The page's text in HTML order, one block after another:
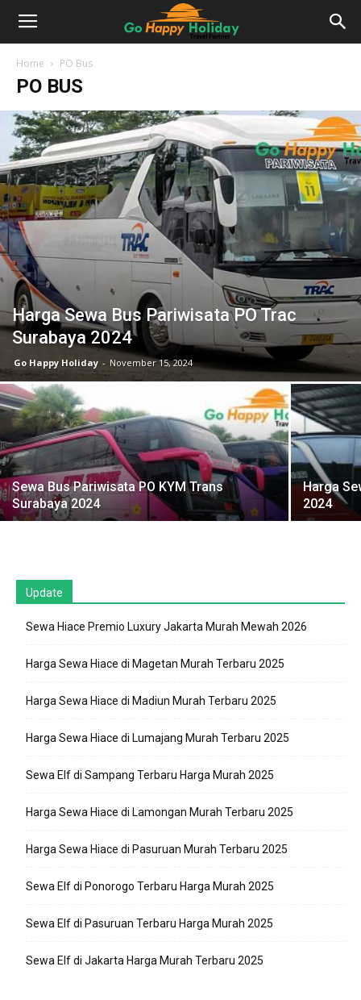
Home PO Bus
PO BUS
Harga Sewa Bus Pariwisata PO Trac
Surabaya 2024
Go Happy Holiday - November 15, 2024
Sewa Bus Pariwisata PO KYM Trans
Surabaya 2024
Harga
2024
Update
Sewa Hiace Premio Luxury Jakarta Murah Mewah 2026
Harga Sewa Hiace di Magetan Murah Terbaru 2025
Harga Sewa Hiace di Madiun Murah Terbaru 2025
Harga Sewa Hiace di Lumajang Murah Terbaru 2025
Sewa Elf di Sampang Terbaru Harga Murah 2025
Harga Sewa Hiace di Lamongan Murah Terbaru 2025
Harga Sewa Hiace di Pasuruan Murah Terbaru 2025
Sewa Elf di Ponorogo Terbaru Harga Murah 2025
Sewa Elf di Pasuruan Terbaru Harga Murah 2025
Sewa Elf di Jakarta Harga Murah Terbaru 2025